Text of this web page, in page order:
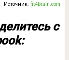
Источник:fit4brain.com
с